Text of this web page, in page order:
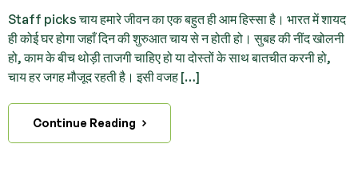
Staff picks चाय हमारे जीवन का एक बहुत ही आम हिस्सा है। भारत में शायद
ही कोई घर होगा जहाँ दिन की शुरुआत चाय से न होती हो। सुबह की नींद खोलनी
हो, काम के बीच थोड़ी ताजगी चाहिए हो या दोस्तों के साथ बातचीत करनी हो,
चाय हर जगह मौजूद रहती है। इसी वजह […]
Continue Reading